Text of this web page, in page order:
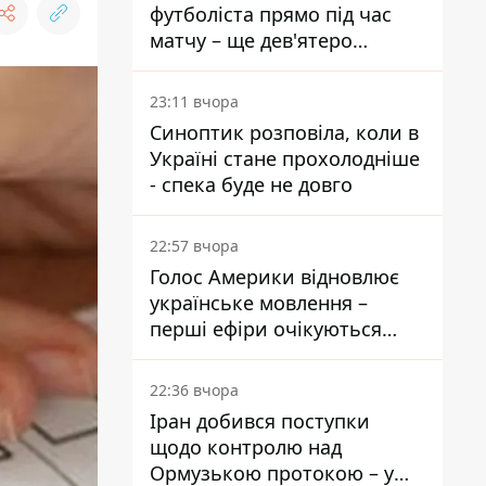
футболіста прямо під час
матчу – ще дев'ятеро
постраждали
23:11 вчора
Синоптик розповіла, коли в
Україні стане прохолодніше
- спека буде не довго
22:57 вчора
Голос Америки відновлює
українське мовлення –
перші ефіри очікуються
наступного тижня
22:36 вчора
Іран добився поступки
щодо контролю над
Ормузькою протокою – у